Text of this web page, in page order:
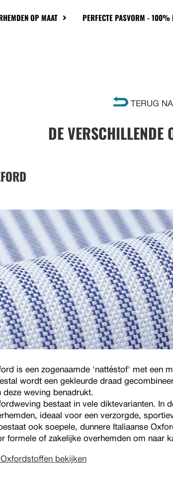
OP MAAT PERFECTE PASVORM -
TERUG
DE VERSCHILLENDE
is een zogenaamde 'nattéstof' met een
wordt een gekleurde draad
deze weving benadrukt.
bestaat in vele diktevarianten. In
ideaal voor een verzorgde,
ook soepele, dunnere Italiaanse
formele of zakelijke overhemden om naar
Oxfordstoffen bekijken